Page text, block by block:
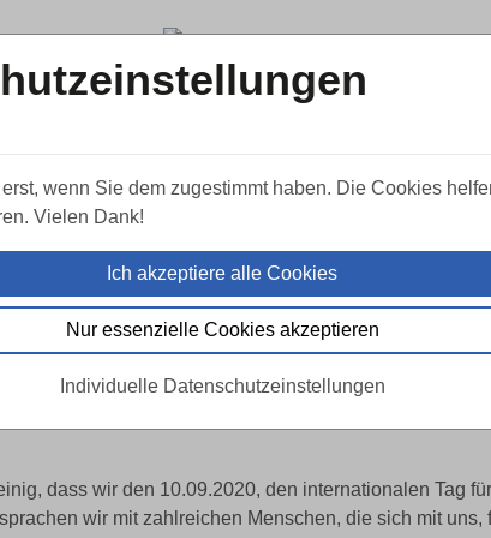
–
dass wir den 10.09.2020, den internationalen Tag
wir mit zahlreichen Menschen, die sich mit uns,
wenn Sie dem zugestimmt haben. Die Cookies
Vielen Dank!
Ich akzeptiere alle Cookies
Nur essenzielle Cookies akzeptieren
Individuelle Datenschutzeinstellungen